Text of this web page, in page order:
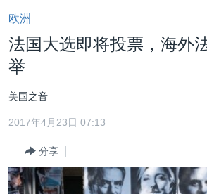
链
接
跳
转
内
容
到
导
中国
最新国际新闻
印太
分类新闻
经济·金融·贸易
美中关系
欧洲
法国大选即将投票，海外
举
美国之音
2017年4月23日 07:13
分享